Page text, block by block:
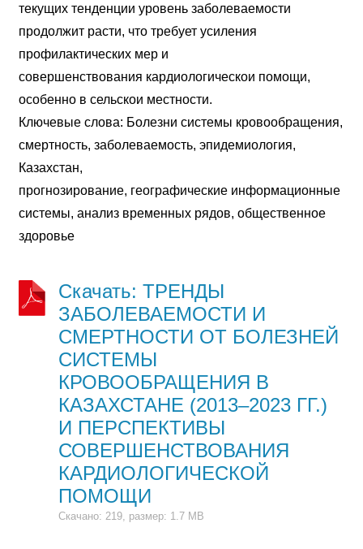
текущих тенденции уровень заболеваемости
продолжит расти, что требует усиления
профилактических мер и
совершенствования кардиологическои помощи,
особенно в сельскои местности.
Ключевые слова: Болезни системы кровообращения,
смертность, заболеваемость, эпидемиология,
Казахстан,
прогнозирование, географические информационные
системы, анализ временных рядов, общественное
здоровье
Скачать: ТРЕНДЫ
ЗАБОЛЕВАЕМОСТИ И
СМЕРТНОСТИ ОТ БОЛЕЗНЕЙ
СИСТЕМЫ
КРОВООБРАЩЕНИЯ В
КАЗАХСТАНЕ (2013–2023 ГГ.)
И ПЕРСПЕКТИВЫ
СОВЕРШЕНСТВОВАНИЯ
КАРДИОЛОГИЧЕСКОЙ
ПОМОЩИ
Скачано: 219, размер: 1.7 MB